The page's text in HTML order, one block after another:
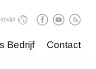
Bedrijf Contact